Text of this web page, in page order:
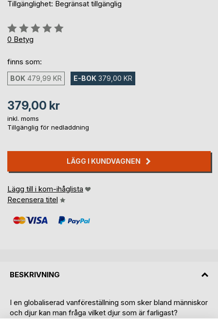
Tillgänglighet: Begränsat tillgänglig
Betyg::
0%
0 Betyg
finns som:
BOK 479,99 KR E-BOK 379,00 KR
379,00 kr
inkl. moms
Tillgänglig för nedladdning
LÄGG I KUNDVAGNEN
Lägg till i kom-ihåglista
Recensera titel
BESKRIVNING
I en globaliserad vanföreställning som sker bland människor
och djur kan man fråga vilket djur som är farligast?